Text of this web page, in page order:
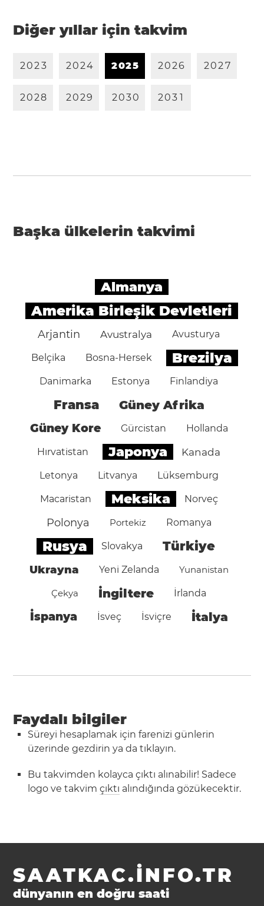
Diğer yıllar için takvim
2023 2024 2025 2026 2027
2028 2029 2030 203 1
Başka ülkelerin takvimi
Almanya
Amerika Birleşik Devletleri
Arjantin Avustralya Avusturya
Belçika Bosna-Hersek Brezilya
Danimarka Estonya Finlandiya
Fransa Güney Afrika
Güney Kore Gürcistan Hollanda
Hırvatistan Japonya Kanada
Letonya Litvanya Lüksemburg
Macaristan Meksika Norveç
Polonya Portekiz Romanya
Rusya Slovakya Türkiye
Ukrayna Yeni Zelanda Yunanistan
Çekya İngiltere İrlanda
İspanya İsveç İsviçre İtalya
Faydalı bilgiler
Süreyi hesaplamak için farenizi günlerin
üzerinde gezdirin ya da tıklayın.
Bu takvimden kolayca çıktı alınabilir! Sadece
logo ve takvimçıktı alındığında gözükecektir.
SAATKAC.INFO.TR
dünyanın en doğru saati